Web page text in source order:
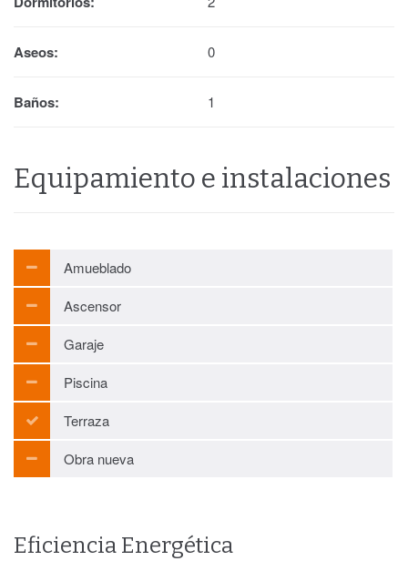
Aseos: 0
Baños: 1
Equipamiento e instalaciones
Amueblado
Ascensor
Garaje
Piscina
Terraza
Obra nueva
Eficiencia Energética